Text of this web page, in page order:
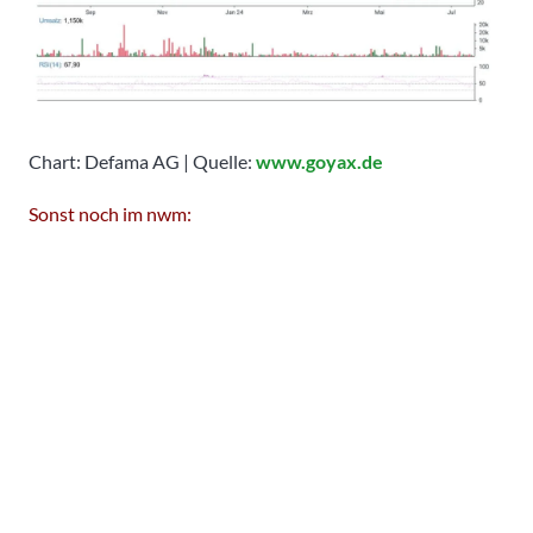
Chart: Defama AG | Quelle: www.goyax.de
Sonst noch im nwm: